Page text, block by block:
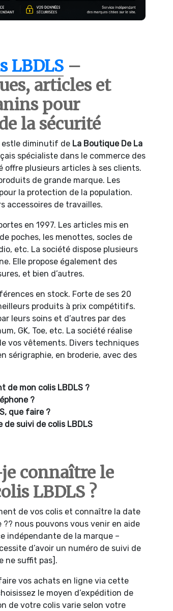
LBDLS –
articles et
pour
la sécurité
estle diminutif de La Boutique De La
spécialiste dans le commerce des
offre plusieurs articles à ses clients.
de grande marque. Les
la protection de la population.
accessoires de travailles.
en 1997. Les articles mis en
poches, les menottes, socles de
etc. La société dispose plusieurs
Elle propose également des
et bien d’autres.
en stock. Forte de ses 20
produits à prix compétitifs.
leurs soins et d’autres par des
GK, Toe, etc. La société réalise
vos vêtements. Divers techniques
sérigraphie, en broderie, avec des
de mon colis LBDLS ?
?
que faire ?
suivi de colis LBDLS
connaître le
LBDLS ?
de vos colis et connaître la date
nous pouvons vous venir en aide
indépendante de la marque –
d’avoir un numéro de suivi de
ne suffit pas].
vos achats en ligne via cette
le moyen d’expédition de
de votre colis varie selon votre